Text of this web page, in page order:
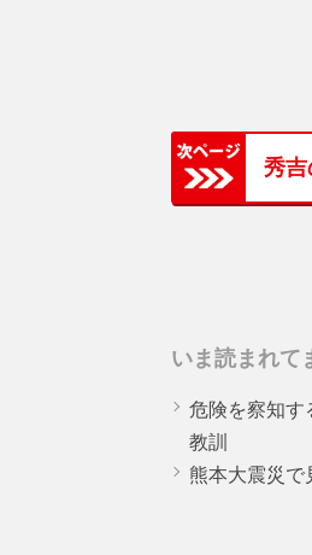
秀吉
いま読まれて
危険を察知す
教訓
熊本大震災で